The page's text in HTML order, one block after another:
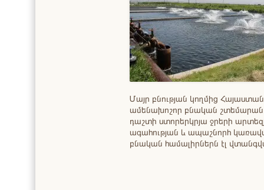
Մայր բնության կողմից
ամենախոշոր բնական
դաշտի ստորերկրյա ջրերի
ագահության և ապաշնորհ
բնական համալիրներն էլ